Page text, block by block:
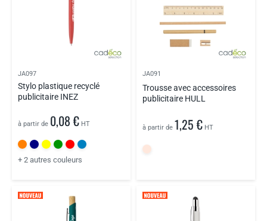
JA097
Stylo plastique recyclé
publicitaire INEZ
à partir de 0,08 € HT
+ 2 autres couleurs
JA091
Trousse avec accessoires
publicitaire HULL
à partir de 1,25 € HT